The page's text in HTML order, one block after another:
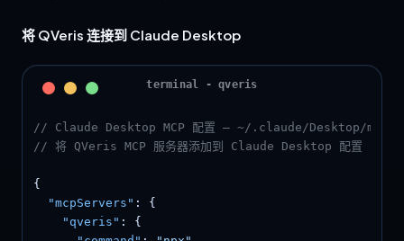
将 QVeris 连接到 Claude Desktop
// Claude Desktop MCP 配置 — ~/.claude/Desktop/
// 将 QVeris MCP 服务器添加到 Claude Desktop 配置
{
"mcpServers" : {
"qveris" : {